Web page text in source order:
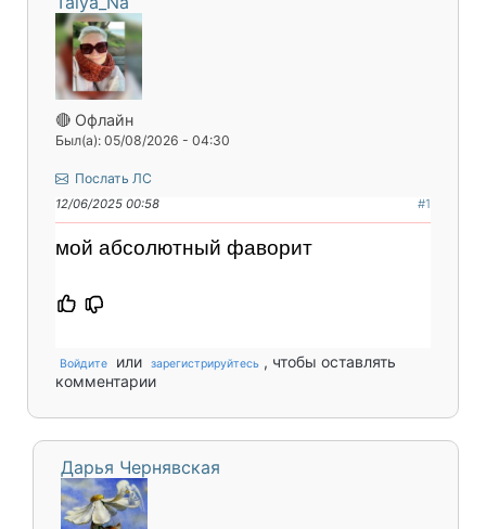
🔴 Офлайн
Был(а): 05/08/2026 - 04:30
Послать ЛС
12/06/2025 00:58 #1
мой абсолютный фаворит
Войдите или зарегистрируйтесь , чтобы оставлять
комментарии
Дарья Чернявская